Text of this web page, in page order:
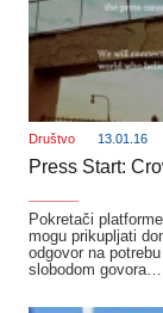
Društvo 13.01.16
Press Start:
Pokretači
mogu prikupljati
odgovor na
slobodom govora…